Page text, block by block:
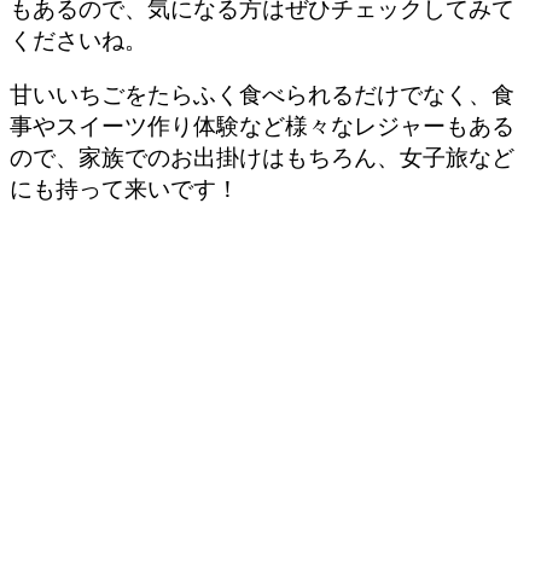
もあるので、気になる方はぜひチェックしてみて
くださいね。
甘いいちごをたらふく食べられるだけでなく、食
事やスイーツ作り体験など様々なレジャーもある
ので、家族でのお出掛けはもちろん、女子旅など
にも持って来いです！